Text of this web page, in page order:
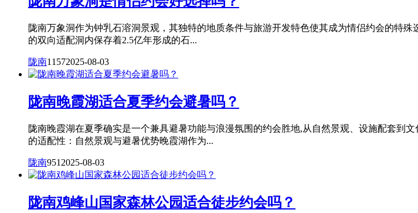
陇南万象洞作为钟乳石溶洞景观，其独特的地质条件与旅游开发特色使其成为情侣约会的特
的双向适配洞内保存着2.5亿年形成的石...
陇南11572025-08-03
陇南晚霞湖适合夏季约会避暑吗？
陇南晚霞湖在夏季确实是一个兼具避暑功能与浪漫氛围的约会胜地,从自然景观、设施配套到
的适配性：自然景观与避暑优势晚霞湖作为...
陇南951 2025-08-03
陇南鸡峰山国家森林公园适合徒步约会吗？